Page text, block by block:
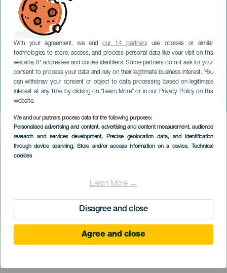
With your agreement, we andour 14 partnersuse cookies or similar
technologies to store, access, and process personal data like your visit on this
website, IP addresses and cookie identifiers. Some partners do not ask for your
consent to process your data and rely on their legitimate business interest. You
can withdraw your consent or object to data processing based on legitimate
interest at any time by clicking on “Learn More” or in our Privacy Policy on this
website.
We and our partners process data for the following purposes:
Personalised advertising and content, advertising and content measurement, audience
research and services development, Precise geolocation data, and identification
through device scanning, Store and/or access information on a device, Technical
cookies
Learn More →
Disagree and close
Agree and close
Donde no habita el olvido
GRAN CANARIA
Imagen
Listado